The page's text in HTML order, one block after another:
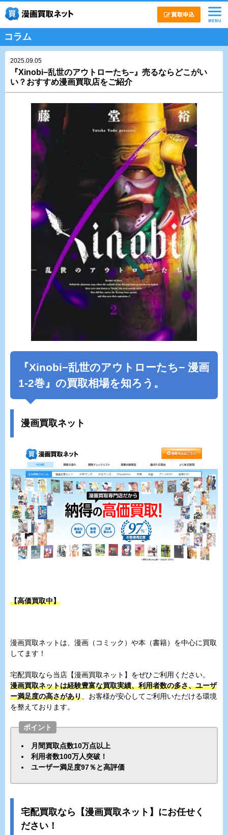
コラム
2025.09.05
『Xinobi−乱世のアウトローたち−』売るならどこがい
い？おすすめ漫画買取店をご紹介
『Xinobi−乱世のアウトローたち− 漫画
1-2巻』の買取相場を知ろう。
漫画買取ネット
【高価買取中】
漫画買取ネットは、漫画（コミック）や本（書籍）を中心に買取
してます！
宅配買取なら当店【漫画買取ネット】をぜひご利用ください。
漫画買取ネットは経験豊富な買取実績、利用者数の多さ、ユーザ
ー満足度の高さがあり 、お客様が安心してご利用いただける環境
を整えております。
ポイント
月間買取点数10万点以上
利用者数100万人突破！
ユーザー満足度97％と高評価
宅配買取なら【漫画買取ネット】にお任せく
ださい！